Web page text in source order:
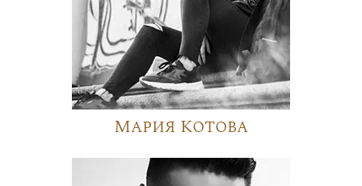
Мария Котова